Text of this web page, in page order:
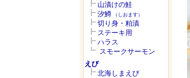
山漬けの鮭
汐鱒 （しおます）
切り身・粕漬
ステーキ用
ハラス
スモークサーモン
えび
北海しまえび